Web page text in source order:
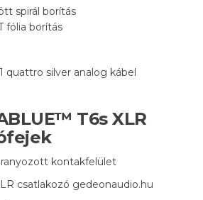
spirál borítás
fólia borítás
T6s XLR
kontakfelület